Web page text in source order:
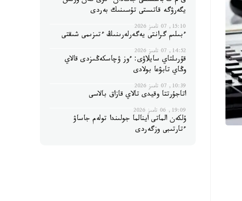
يگەرۋگە قاتىستى تۇسىنىك بەردى
15:10, 07 تامىز 2026
ءبىلىم گرانتى يەگەرلەرىنىڭ ءتىزىمى شىقتى
14:52, 07 تامىز 2026
قۇرىلتاي سايلاۋى: ءوز ۋچاسكەڭىزدى قالاي
وڭاي تابۋعا بولادى
10:39, 07 تامىز 2026
اتاجۇرتتا وقيدى تالاي قازاق بالاسى
19:09, 06 تامىز 2026
ۇلكەن الماتى اينالما جولىندا تولەم جاساۋ
ءتارتىبى وزگەردى